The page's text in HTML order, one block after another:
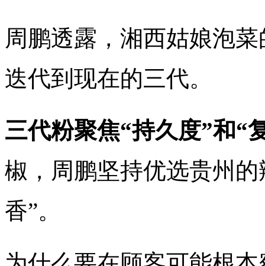
周鹏透露，湘西姑娘泡
迭代到现在的三代。
三代粉聚焦“持久度”和“
椒，周鹏坚持优选贵州
香”。